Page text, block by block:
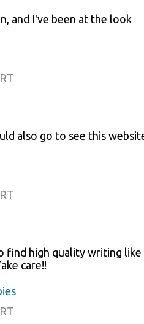
and I've been at the look
also go to see this
find high quality writing like
care!!